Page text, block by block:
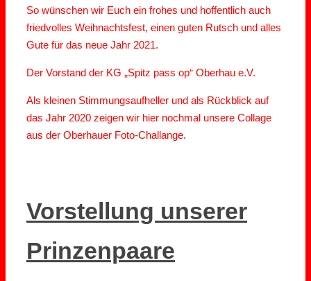
So wünschen wir Euch ein frohes und hoffentlich auch
friedvolles Weihnachtsfest, einen guten Rutsch und alles
Gute für das neue Jahr 2021.
Der Vorstand der KG „Spitz pass op“ Oberhau e.V.
Als kleinen Stimmungsaufheller und als Rückblick auf
das Jahr 2020 zeigen wir hier nochmal unsere Collage
aus der Oberhauer Foto-Challange.
Vorstellung unserer
Prinzenpaare